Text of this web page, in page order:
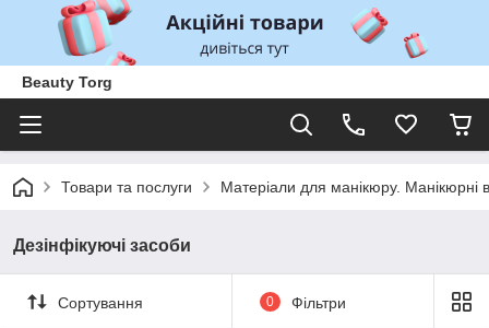
Beauty Torg
Товари та послуги Матеріали для манікюру. Манікюрні
Дезінфікуючі засоби
Сортування 0 Фільтри